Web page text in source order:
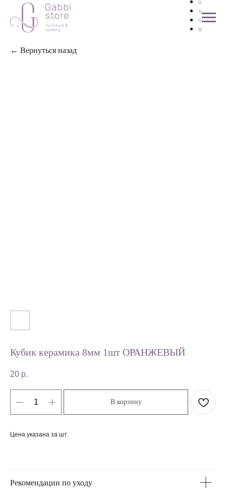
← Вернуться назад
Кубик керамика 8мм 1шт ОРАНЖЕВЫЙ
20 р.
В корзину
Цена указана за шт.
Рекомендации по уходу